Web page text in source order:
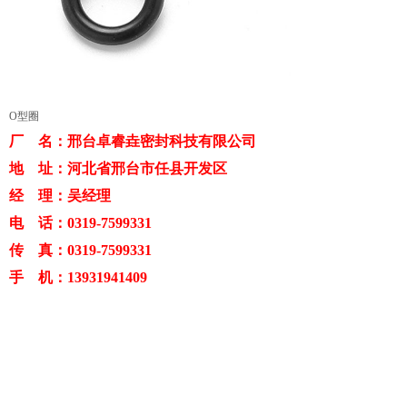
O型圈
厂 名：邢台卓睿垚密封科技有限公司
地 址：河北省邢台市任县开发区
经 理：吴经理
电 话：0319-7599331
传 真：0319-7599331
手 机：13931941409